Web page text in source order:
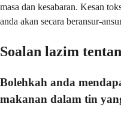
masa dan kesabaran. Kesan
anda akan secara beransur-
Soalan lazim
Bolehkah anda
makanan dalam tin